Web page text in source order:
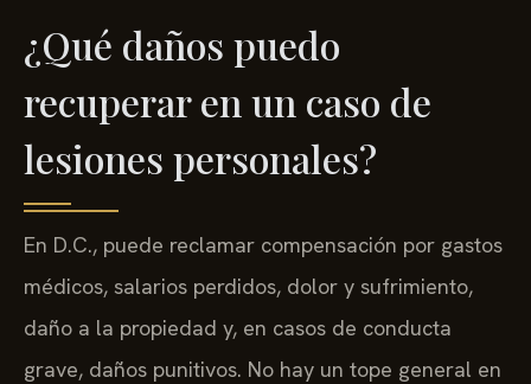
¿Qué daños puedo
recuperar en un caso de
lesiones personales?
En D.C., puede reclamar compensación por gastos
médicos, salarios perdidos, dolor y sufrimiento,
daño a la propiedad y, en casos de conducta
grave, daños punitivos. No hay un tope general en